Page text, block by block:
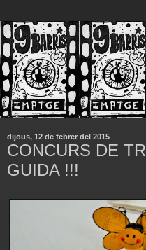
dijous, 12 de febrer del 2015
CONCURS DE
GUIDA !!!